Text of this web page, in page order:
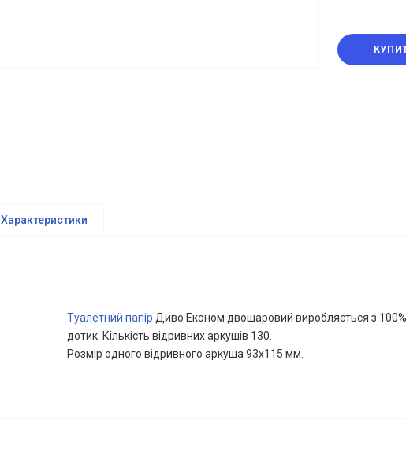
Характеристики
Туалетний папір Диво Економ двошаровий виробляється з
дотик. Кількість відривних аркушів 130.
Розмір одного відривного аркуша 93х115 мм.